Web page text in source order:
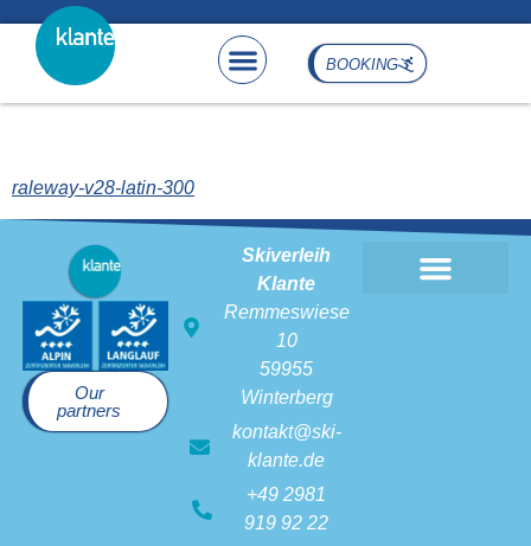
content
BOOKING
raleway-v28-latin-300
Skiverleih
Klante
Remmeswiese
10
59955
Winterberg
kontakt@ski-
klante.de
+49 2981
919 92 22
Our
partners